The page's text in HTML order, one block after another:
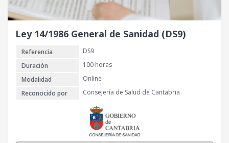
Ley 14/1986 General de Sanidad (DS9)
Referencia
DS9
Duración
100 horas
Modalidad
Online
Reconocido por
Consejería de Salud de Cantabria